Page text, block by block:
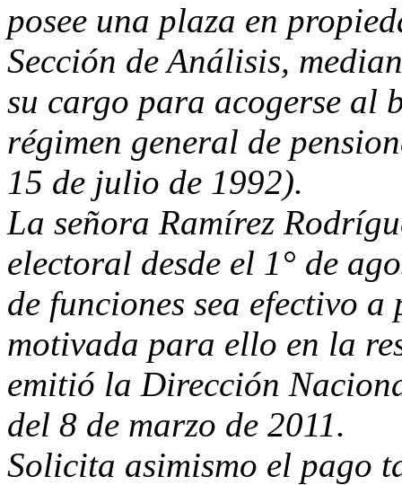
posee una plaza en
Sección de Análisis,
su cargo para acogerse al
régimen general de
15 de julio de 1992).
La señora Ramírez
electoral desde el 1° de
de funciones sea efectivo
motivada para ello en la
emitió la Dirección
del 8 de marzo de 2011.
Solicita asimismo el pago